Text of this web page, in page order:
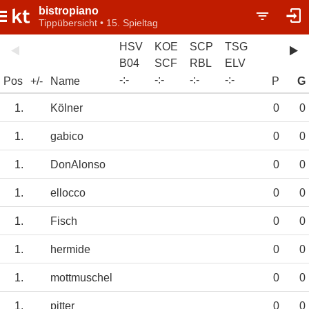
bistropiano
Tippübersicht • 15. Spieltag
Pos +/- Name
HSV
B04
-:-
KOE
SCF
-:-
SCP
RBL
-:-
TSG
ELV
-:- P G
1. Kölner 0 0
1. gabico 0 0
1. DonAlonso 0 0
1. ellocco 0 0
1. Fisch 0 0
1. hermide 0 0
1. mottmuschel 0 0
1. pitter 0 0